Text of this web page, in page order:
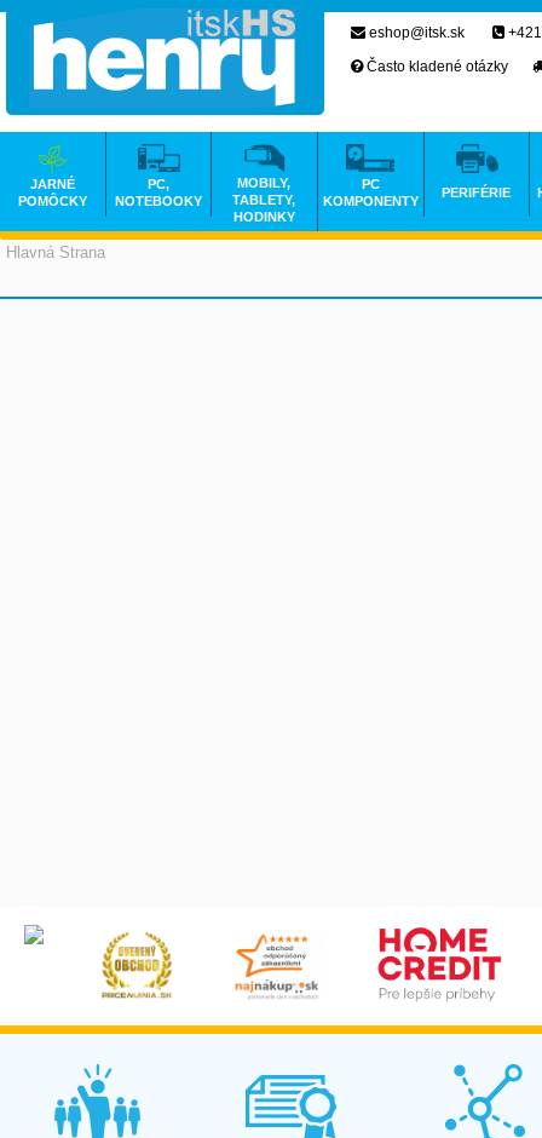
Hlavná Strana
eshop@itsk.sk
Často kladené otázky
JARNÉ
POMÔCKY
PC,
NOTEBOOKY
MOBILY,
TABLETY,
HODINKY
PC
KOMPONENTY
PERIFÉRIE